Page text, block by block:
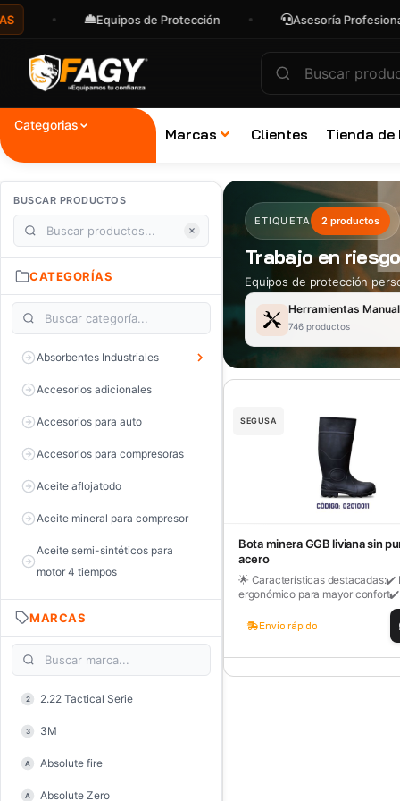
Equipos de Protección Asesoría Profesional
Categorias
Marcas Clientes Tienda de
BUSCAR PRODUCTOS
CATEGORÍAS
Absorbentes Industriales
Accesorios adicionales
Accesorios para auto
Accesorios para compresoras
Aceite aflojatodo
Aceite mineral para compresor
Aceite semi-sintéticos para
motor 4 tiempos
Aceite sintéticos para motor 2
tiempos
Aceite, grasa y lubricantes
MARCAS
2 2.22 Tactical Serie
3 3M
A Absolute fire
A Absolute Zero
ETIQUETA 2 productos
Trabajo en riesgo
Equipos de protección
Herramientas
746 productos
SEGUSA
Bota minera GGB liviana sin
acero
🌟 Características destacadas:✔️
ergonómico para mayor
Envío rápido